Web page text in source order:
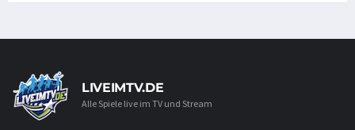
LIVEIMTV.DE
Alle Spiele live im TV und Stream